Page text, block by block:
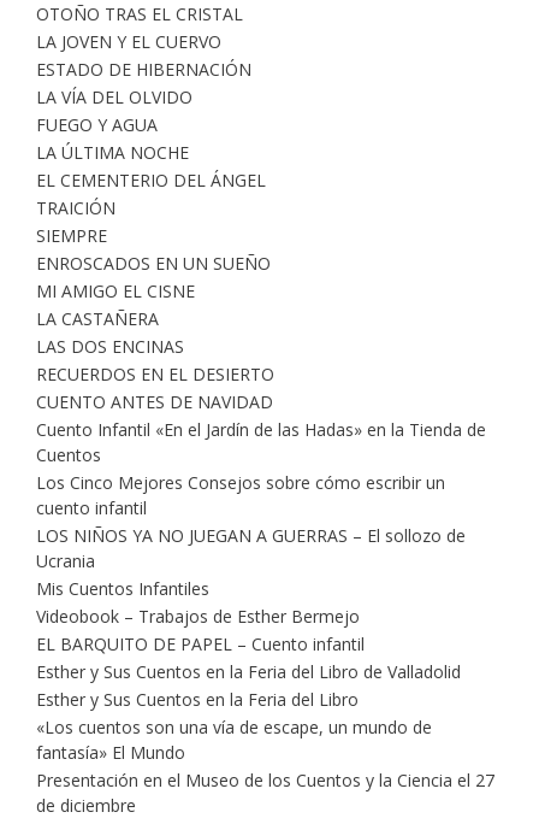
OTOÑO TRAS EL CRISTAL
LA JOVEN Y EL CUERVO
ESTADO DE HIBERNACIÓN
LA VÍA DEL OLVIDO
FUEGO Y AGUA
LA ÚLTIMA NOCHE
EL CEMENTERIO DEL ÁNGEL
TRAICIÓN
SIEMPRE
ENROSCADOS EN UN SUEÑO
MI AMIGO EL CISNE
LA CASTAÑERA
LAS DOS ENCINAS
RECUERDOS EN EL DESIERTO
CUENTO ANTES DE NAVIDAD
Cuento Infantil «En el Jardín de las Hadas» en la Tienda de
Cuentos
Los Cinco Mejores Consejos sobre cómo escribir un
cuento infantil
LOS NIÑOS YA NO JUEGAN A GUERRAS – El sollozo de
Ucrania
Mis Cuentos Infantiles
Videobook – Trabajos de Esther Bermejo
EL BARQUITO DE PAPEL – Cuento infantil
Esther y Sus Cuentos en la Feria del Libro de Valladolid
Esther y Sus Cuentos en la Feria del Libro
«Los cuentos son una vía de escape, un mundo de
fantasía» El Mundo
Presentación en el Museo de los Cuentos y la Ciencia el 27
de diciembre